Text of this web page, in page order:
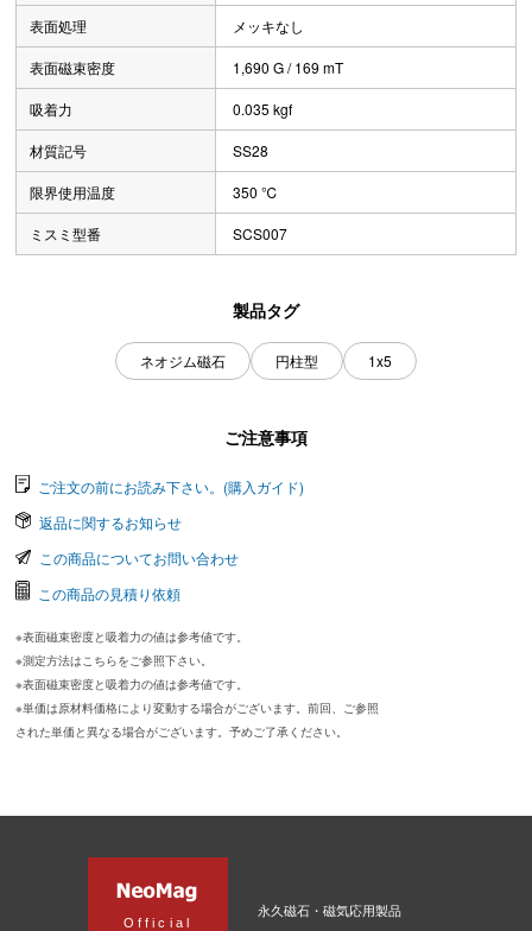
表面処理 メッキなし
表面磁束密度 1,690 G / 169 mT
吸着力 0.035 kgf
材質記号 SS28
限界使用温度 350 ℃
ミスミ型番 SCS007
製品タグ
ネオジム磁石 円柱型 1x5
ご注意事項
ご注文の前にお読み下さい。(購入ガイド)
返品に関するお知らせ
この商品についてお問い合わせ
この商品の見積り依頼
※表面磁束密度と吸着力の値は参考値です。
※測定方法はこちらをご参照下さい。
※表面磁束密度と吸着力の値は参考値です。
※単価は原材料価格により変動する場合がございます。前回、ご参照
された単価と異なる場合がございます。予めご了承ください。
Official
永久磁石・磁気応用製品